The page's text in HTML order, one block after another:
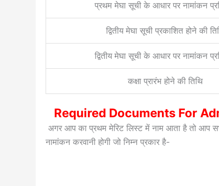
प्रथम मेघा सूची के आधार पर नामांकन
द्वितीय मेघा सूची प्रकाशित होने की
द्वितीय मेघा सूची के आधार पर नामांकन
कक्षा प्रारंभ होने की तिथि
Required Documents For
अगर आप का प्रथम मेरिट लिस्ट में नाम आता है तो आप
नामांकन करवानी होगी जो निम्न प्रकार है-